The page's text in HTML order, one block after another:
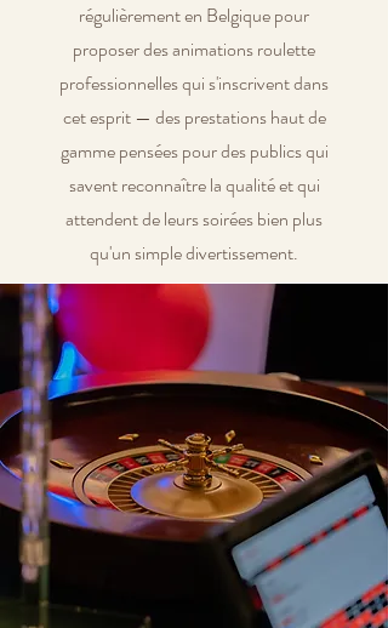
régulièrement en Belgique pour
proposer des animations roulette
professionnelles qui s'inscrivent dans
cet esprit — des prestations haut de
gamme pensées pour des publics qui
savent reconnaître la qualité et qui
attendent de leurs soirées bien plus
qu'un simple divertissement.